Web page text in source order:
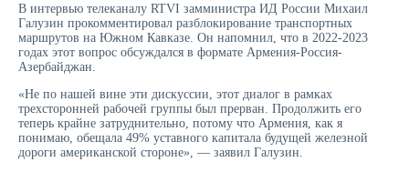
В интервью телеканалу RTVI замминистра ИД России Михаил
Галузин прокомментировал разблокирование транспортных
маршрутов на Южном Кавказе. Он напомнил, что в 2022-2023
годах этот вопрос обсуждался в формате Армения-Россия-
Азербайджан.
«Не по нашей вине эти дискуссии, этот диалог в рамках
трехсторонней рабочей группы был прерван. Продолжить его
теперь крайне затруднительно, потому что Армения, как я
понимаю, обещала 49% уставного капитала будущей железной
дороги американской стороне», — заявил Галузин.